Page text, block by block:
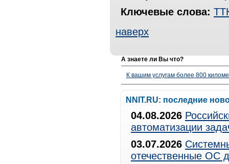
Ключевые слова:
наверх
А знаете ли Вы что?
К вашим услугам более 800
NNIT.RU: последние
04.08.2026
автоматизации
03.07.2026
отечественные ОС